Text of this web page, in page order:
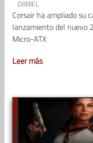
DANIEL
Corsair ha ampliado su
lanzamiento del nuevo
Micro-ATX
Leer más